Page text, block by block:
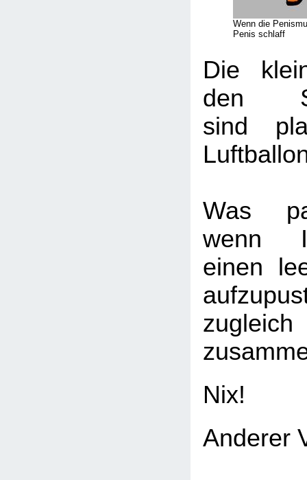
Wenn die
Penis schlaff
Die
den
sind
Was
wenn
einen
Nix!
Anderer